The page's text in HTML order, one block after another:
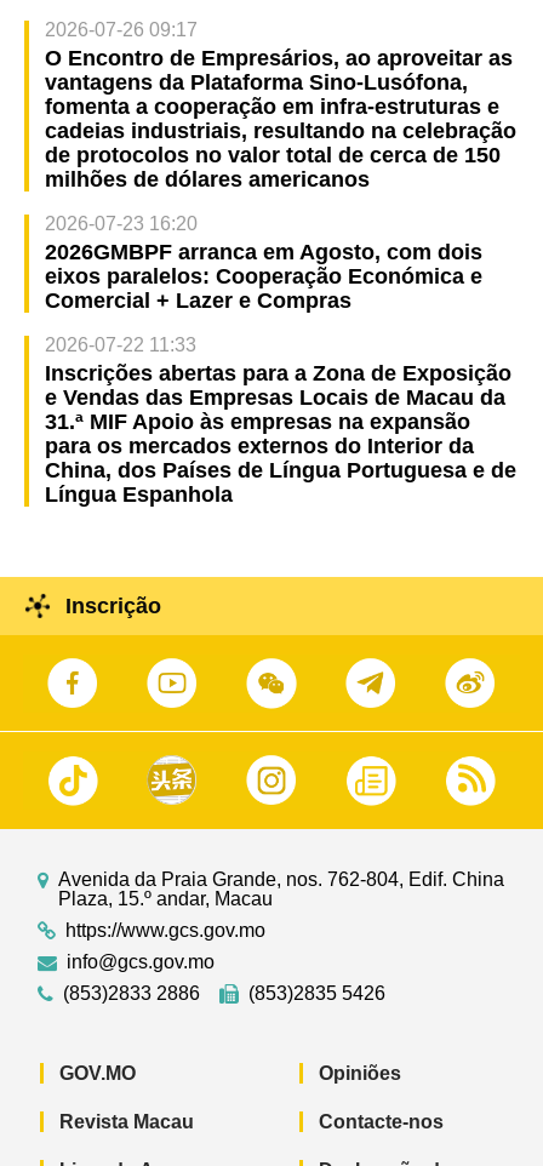
2026-07-26 09:17
O Encontro de Empresários, ao aproveitar as
vantagens da Plataforma Sino-Lusófona,
fomenta a cooperação em infra-estruturas e
cadeias industriais, resultando na celebração
de protocolos no valor total de cerca de 150
milhões de dólares americanos
2026-07-23 16:20
2026GMBPF arranca em Agosto, com dois
eixos paralelos: Cooperação Económica e
Comercial + Lazer e Compras
2026-07-22 11:33
Inscrições abertas para a Zona de Exposição
e Vendas das Empresas Locais de Macau da
31.ª MIF Apoio às empresas na expansão
para os mercados externos do Interior da
China, dos Países de Língua Portuguesa e de
Língua Espanhola
Inscrição
Avenida da Praia Grande, nos. 762-804, Edif. China
Plaza, 15.º andar, Macau
https://www.gcs.gov.mo
info@gcs.gov.mo
(853)2833 2886
(853)2835 5426
GOV.MO
Revista Macau
Opiniões
Contacte-nos